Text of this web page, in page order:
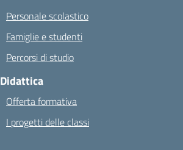
Personale scolastico
Famiglie e studenti
Percorsi di studio
Didattica
Offerta formativa
I progetti delle classi